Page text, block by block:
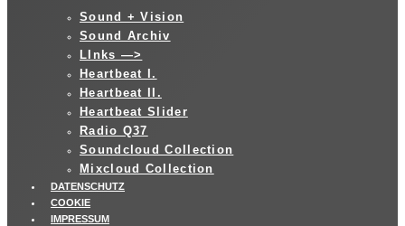
Sound + Vision
Sound Archiv
LInks —>
Heartbeat I.
Heartbeat II.
Heartbeat Slider
Radio Q37
Soundcloud Collection
Mixcloud Collection
DATENSCHUTZ
COOKIE
IMPRESSUM